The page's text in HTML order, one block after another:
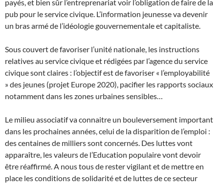
payés, et bien sûr l’entreprenariat voir l’obligation de faire de la
pub pour le service civique. L’information jeunesse va devenir
un bras armé de l’idéologie gouvernementale et capitaliste.
Sous couvert de favoriser l’unité nationale, les instructions
relatives au service civique et rédigées par l’agence du service
civique sont claires : l’objectif est de favoriser « l’employabilité
» des jeunes (projet Europe 2020), pacifier les rapports sociaux
notamment dans les zones urbaines sensibles…
Le milieu associatif va connaitre un bouleversement important
dans les prochaines années, celui de la disparition de l’emploi :
des centaines de milliers sont concernés. Des luttes vont
apparaître, les valeurs de l’Education populaire vont devoir
être réaffirmé. A nous tous de rester vigilant et de mettre en
place les conditions de solidarité et de luttes de ce secteur